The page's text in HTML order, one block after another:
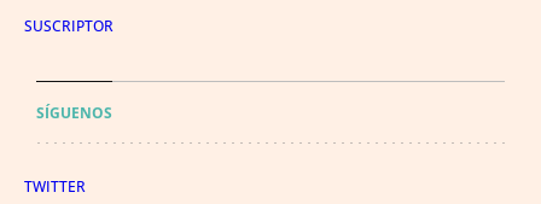
SUSCRIPTOR
SÍGUENOS
TWITTER